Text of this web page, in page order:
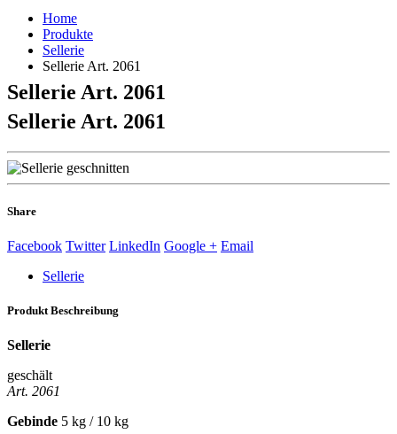
Home
Produkte
Sellerie
Sellerie Art. 2061
Sellerie Art. 2061
Sellerie Art. 2061
Share
Facebook Twitter LinkedIn Google + Email
Sellerie
ProduktBeschreibung
Sellerie
geschält
Art. 2061
Gebinde 5 kg / 10 kg